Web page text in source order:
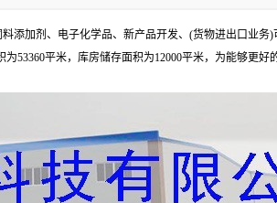
加剂、电子化学品、新产品开发、(货物进出口业
53360平米，库房储存面积为12000平米，为能够更